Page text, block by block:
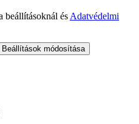
beállításoknál és Adatvédelmi
Beállítások módosítása